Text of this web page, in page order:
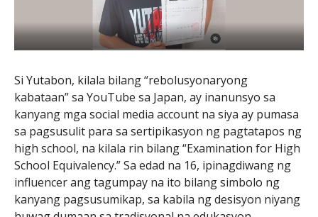
Si Yutabon, kilala bilang “rebolusyonaryong
kabataan” sa YouTube sa Japan, ay inanunsyo sa
kanyang mga social media account na siya ay pumasa
sa pagsusulit para sa sertipikasyon ng pagtatapos ng
high school, na kilala rin bilang “Examination for High
School Equivalency.” Sa edad na 16, ipinagdiwang ng
influencer ang tagumpay na ito bilang simbolo ng
kanyang pagsusumikap, sa kabila ng desisyon niyang